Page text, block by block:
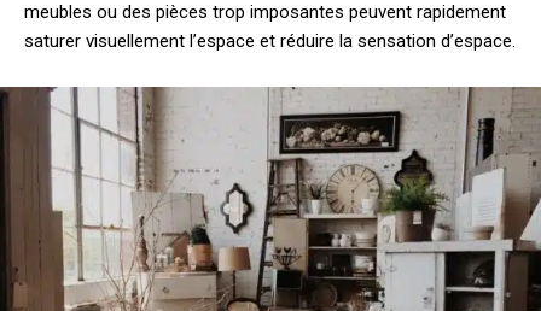
meubles ou des pièces trop imposantes peuvent rapidement
saturer visuellement l’espace et réduire la sensation d’espace.